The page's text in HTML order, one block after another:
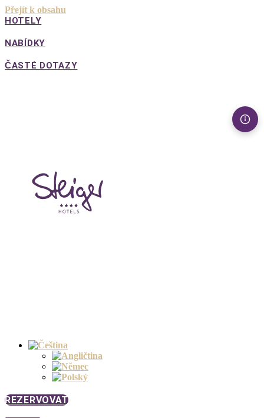
Přejít k obsahu
HOTELY
NABÍDKY
ČASTÉ DOTAZY
REZERVOVAT